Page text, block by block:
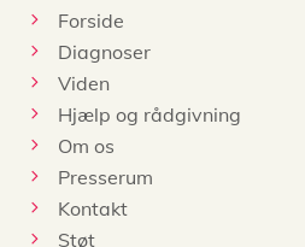
Forside
Diagnoser
Viden
Hjælp og rådgivning
Om os
Presserum
Kontakt
Støt